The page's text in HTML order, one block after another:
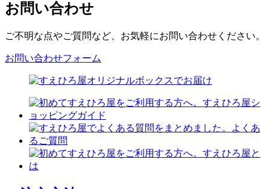
お問い合わせ
ご不明な点やご質問など、お気軽にお問い合わせください。
お問い合わせフォーム